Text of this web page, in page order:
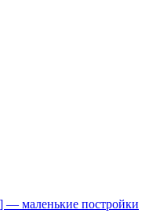
— маленькие постройки